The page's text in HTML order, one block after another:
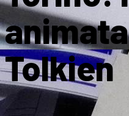
Tolkien